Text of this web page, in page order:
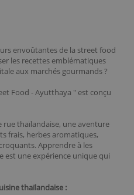
envoûtantes de la street food
les recettes emblématiques
aux marchés gourmands ?
Food - Ayutthaya " est conçu
rue thaïlandaise, une aventure
frais, herbes aromatiques,
Apprendre à les
est une expérience unique qui
thaïlandaise :